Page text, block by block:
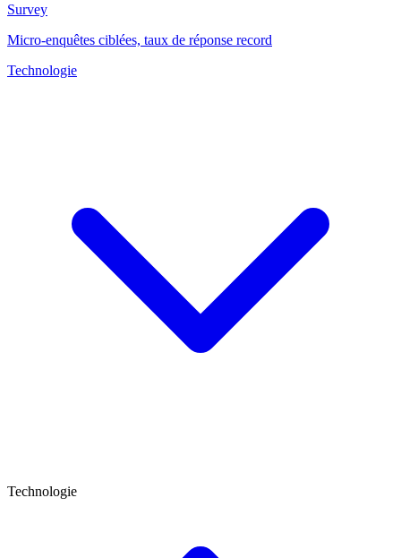
Survey
Micro-enquêtes ciblées, taux de réponse record
Technologie
Technologie